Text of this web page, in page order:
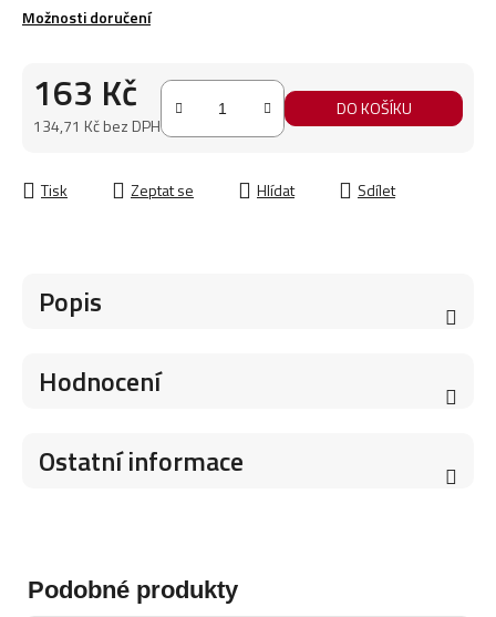
Možnosti doručení
163 Kč
134,71 Kč bez DPH
DO KOŠÍKU
Tisk Zeptat se Hlídat Sdílet
Popis
Hodnocení
Ostatní informace
Podobné produkty